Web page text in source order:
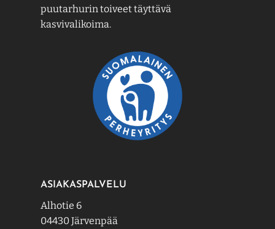
puutarhurin toiveet täyttävä
kasvivalikoima.
ASIAKASPALVELU
Alhotie 6
04430 Järvenpää